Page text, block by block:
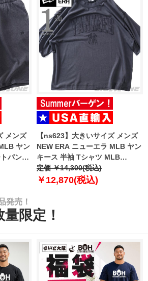
メンズ
ヤン
パンツ
SHIRT
【ns623】大きいサイズ メンズ
NEW ERA ニューエラ MLB ヤン
キース 半袖 Tシャツ MLB
WASHED NEW YORK YANKEES
T-SHIRT USA直輸入 60771645
定価 ￥14,300(税込)
￥12,870(税込)
発売！
限定！